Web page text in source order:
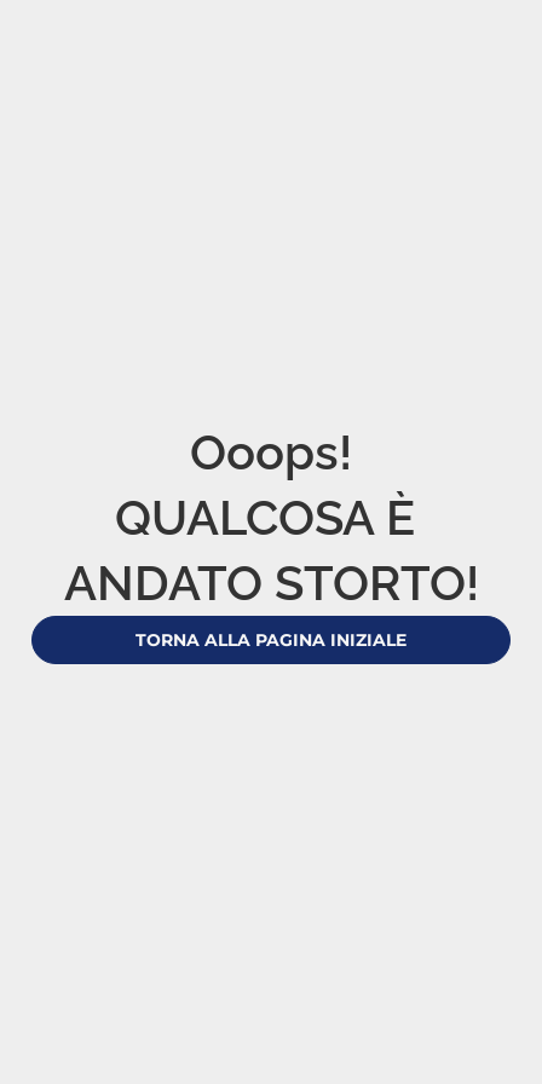
Ooops!
QUALCOSA È
ANDATO STORTO!
TORNA ALLA PAGINA INIZIALE